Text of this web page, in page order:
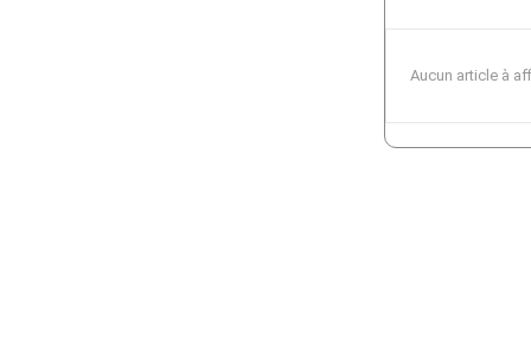
Aucun article à